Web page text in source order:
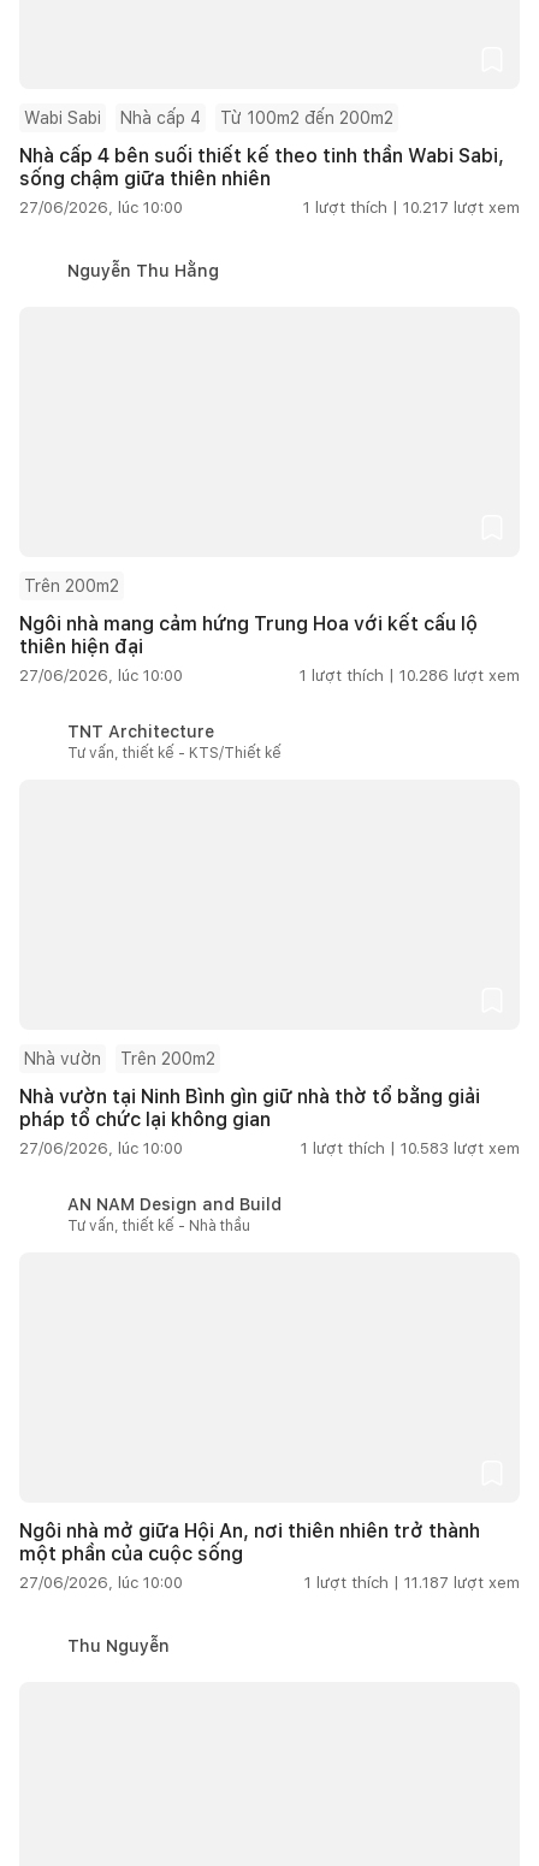
Wabi Sabi Nhà cấp 4 Từ 100m2 đến 200m2
Nhà cấp 4 bên suối thiết kế theo tinh thần Wabi Sabi,
sống chậm giữa thiên nhiên
27/06/2026, lúc 10:00 1 lượt thích | 10.217 lượt xem
Nguyễn Thu Hằng
Trên 200m2
Ngôi nhà mang cảm hứng Trung Hoa với kết cấu lộ
thiên hiện đại
27/06/2026, lúc 10:00 1 lượt thích | 10.286 lượt xem
TNT Architecture
Tư vấn, thiết kế - KTS/Thiết kế
Nhà vườn Trên 200m2
Nhà vườn tại Ninh Bình gìn giữ nhà thờ tổ bằng giải
pháp tổ chức lại không gian
27/06/2026, lúc 10:00 1 lượt thích | 10.583 lượt xem
AN NAM Design and Build
Tư vấn, thiết kế - Nhà thầu
Ngôi nhà mở giữa Hội An, nơi thiên nhiên trở thành
một phần của cuộc sống
27/06/2026, lúc 10:00 1 lượt thích | 11.187 lượt xem
Thu Nguyễn